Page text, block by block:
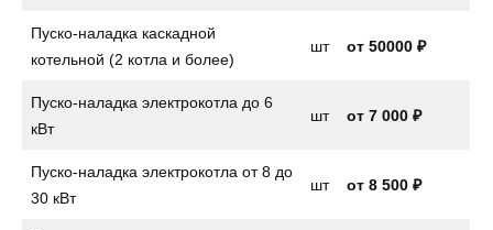
Пуско-наладка каскадной
котельной (2 котла и более)
шт от 50000 ₽
Пуско-наладка электрокотла до 6
кВт
шт от 7 000 ₽
Пуско-наладка электрокотла от 8 до
30 кВт
шт от 8 500 ₽